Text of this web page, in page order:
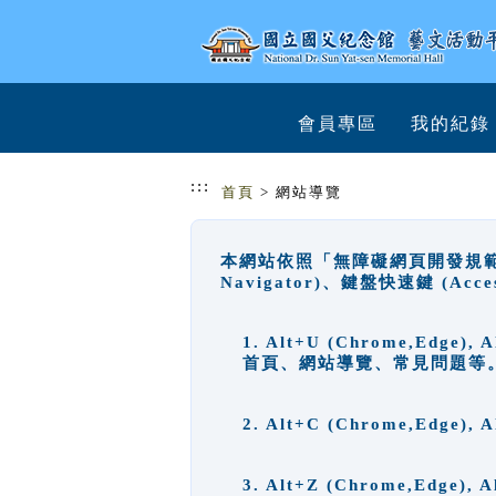
會員專區 我的紀錄
::: 首頁 > 網站導覽
本網站依照「無障礙網頁開發
Navigator)、鍵盤快速鍵
1. Alt+U (Chrome,Edge),
首頁、網站導覽、常見問題等
2. Alt+C (Chrome,Edge),
3. Alt+Z (Chrome,Edge),